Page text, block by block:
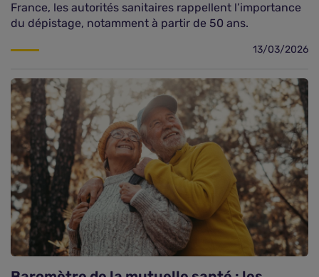
France, les autorités sanitaires rappellent l’importance
du dépistage, notamment à partir de 50 ans.
13/03/2026